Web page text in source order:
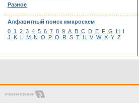
Разное
Алфавитный поиск микросхем
0 1 2 3 4 5 6 7 8 9 A B C D E F G H
I
J
K L M N O P Q R S T U V W X Y Z